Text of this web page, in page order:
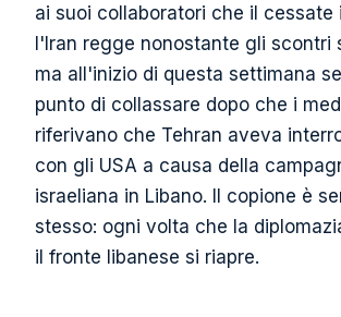
ai suoi collaboratori che il cessate
l'Iran regge nonostante gli scontri
ma all'inizio di questa settimana
punto di collassare dopo che i
riferivano che Tehran aveva
con gli USA a causa della
israeliana in Libano. Il copione è
stesso: ogni volta che la
il fronte libanese si riapre.